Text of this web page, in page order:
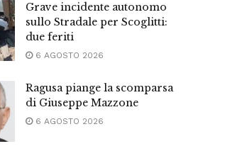
Grave incidente autonomo
sullo Stradale per Scoglitti:
due feriti
6 AGOSTO 2026
Ragusa piange la scomparsa
di Giuseppe Mazzone
6 AGOSTO 2026